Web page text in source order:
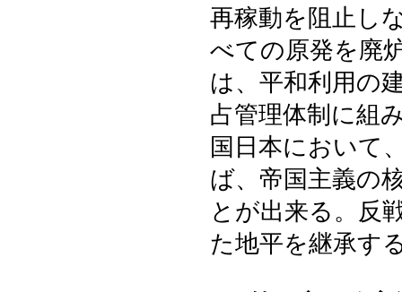
再稼動を阻止し
べての原発を廃
は、平和利用の
占管理体制に組
国日本において
ば、帝国主義の
とが出来る。反
た地平を継承す